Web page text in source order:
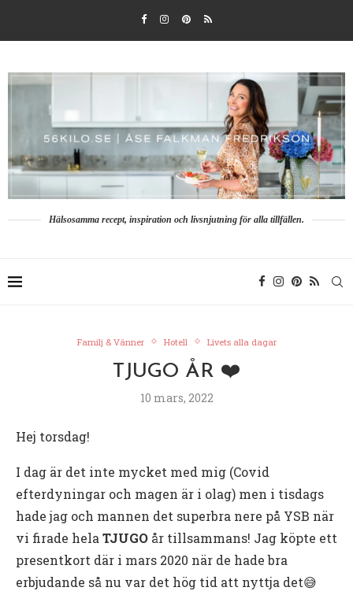
Hälsosamma recept, inspiration och livsnjutning för alla tillfällen.
Familj & Vänner Hotell Livets alla dagar
TJUGO ÅR ❤️
10 mars, 2022
Hej torsdag!
I dag är det inte mycket med mig (Covid
efterdyningar och magen är i olag) men i tisdags
hade jag och mannen det superbra nere på YSB när
vi firade hela TJUGO år tillsammans! Jag köpte ett
presentkort där i mars 2020 när de hade bra
erbjudande så nu var det hög tid att nyttja det😅